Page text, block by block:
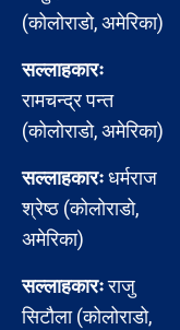
(कोलोराडो, अमेरिका)
सल्लाहकारः
रामचन्द्र पन्त
(कोलोराडो, अमेरिका)
सल्लाहकारःधर्मराज
श्रेष्ठ (कोलोराडो,
अमेरिका)
सल्लाहकारःराजु
सिटौला (कोलोराडो,